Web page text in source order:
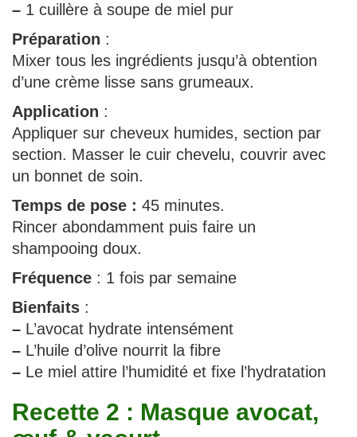
– 1 cuillère à soupe de miel pur
Préparation :
Mixer tous les ingrédients jusqu’à obtention
d’une crème lisse sans grumeaux.
Application :
Appliquer sur cheveux humides, section par
section. Masser le cuir chevelu, couvrir avec
un bonnet de soin.
Temps de pose : 45 minutes.
Rincer abondamment puis faire un
shampooing doux.
Fréquence : 1 fois par semaine
Bienfaits :
– L’avocat hydrate intensément
– L’huile d’olive nourrit la fibre
– Le miel attire l’humidité et fixe l’hydratation
Recette 2 : Masque avocat,